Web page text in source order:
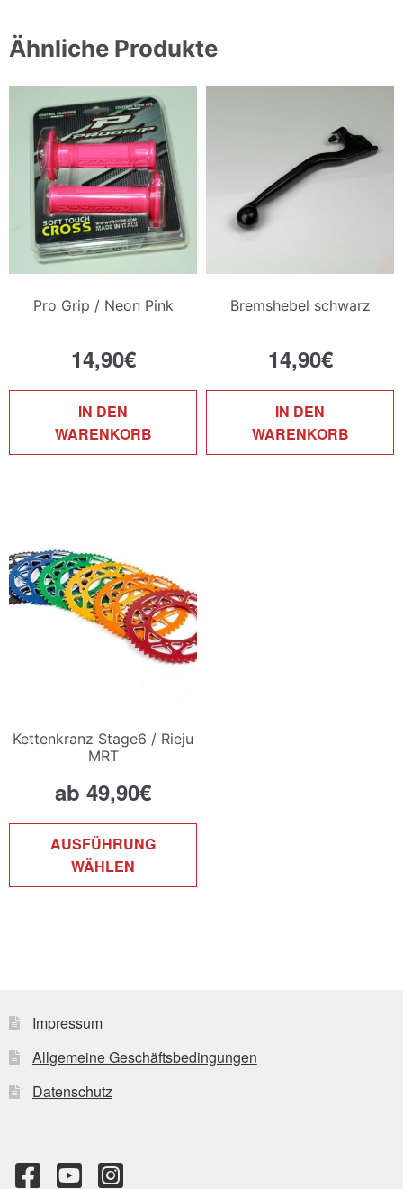
Ähnliche Produkte
Pro Grip / Neon Pink
14,90€
IN DEN
WARENKORB
Bremshebel schwarz
14,90€
IN DEN
WARENKORB
Kettenkranz Stage6 / Rieju
MRT
ab 49,90€
AUSFÜHRUNG
WÄHLEN
der
Impressum
Allgemeine Geschäftsbedingungen
Datenschutz